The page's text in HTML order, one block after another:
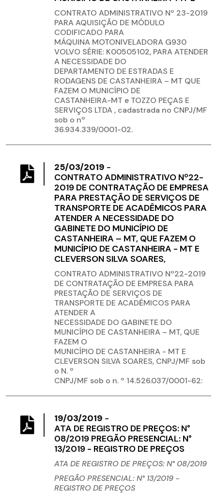
CONTRATO ADMINISTRATIVO Nº 23-2019
PARA AQUISIÇÃO DE MÓDULO
CODIFICADO PARA
MÁQUINA MOTONIVELADORA G930
VOLVO SÉRIE: K00505102, PARA ATENDER
A NECESSIDADE DO
DEPARTAMENTO DE ESTRADAS E
RODAGENS DE CASTANHEIRA – MT QUE
FAZEM O MUNICÍPIO DE
CASTANHEIRA-MT e TOZZO PEÇAS E
SERVIÇOS LTDA , cadastrada no CNPJ/MF
sob o nº
36.934.339/0001-02.
25/03/2019 -
CONTRATO ADMINISTRATIVO Nº22-
2019 DE CONTRATAÇÃO DE EMPRESA
PARA PRESTAÇÃO DE SERVIÇOS DE
TRANSPORTE DE ACADÊMICOS PARA
ATENDER A NECESSIDADE DO
GABINETE DO MUNICÍPIO DE
CASTANHEIRA – MT, QUE FAZEM O
MUNICÍPIO DE CASTANHEIRA - MT E
CLEVERSON SILVA SOARES,
CONTRATO ADMINISTRATIVO Nº22-2019
DE CONTRATAÇÃO DE EMPRESA PARA
PRESTAÇÃO DE SERVIÇOS DE
TRANSPORTE DE ACADÊMICOS PARA
ATENDER A
NECESSIDADE DO GABINETE DO
MUNICÍPIO DE CASTANHEIRA – MT, QUE
FAZEM O
MUNICÍPIO DE CASTANHEIRA - MT E
CLEVERSON SILVA SOARES, CNPJ/MF sob
o N. º
CNPJ/MF sob o n. º 14.526.037/0001-62:
19/03/2019 -
ATA DE REGISTRO DE PREÇOS: N°
08/2019 PREGÃO PRESENCIAL: N°
13/2019 - REGISTRO DE PREÇOS
ATA DE REGISTRO DE PREÇOS: N° 08/2019
PREGÃO PRESENCIAL: N° 13/2019 -
REGISTRODE PREÇOS